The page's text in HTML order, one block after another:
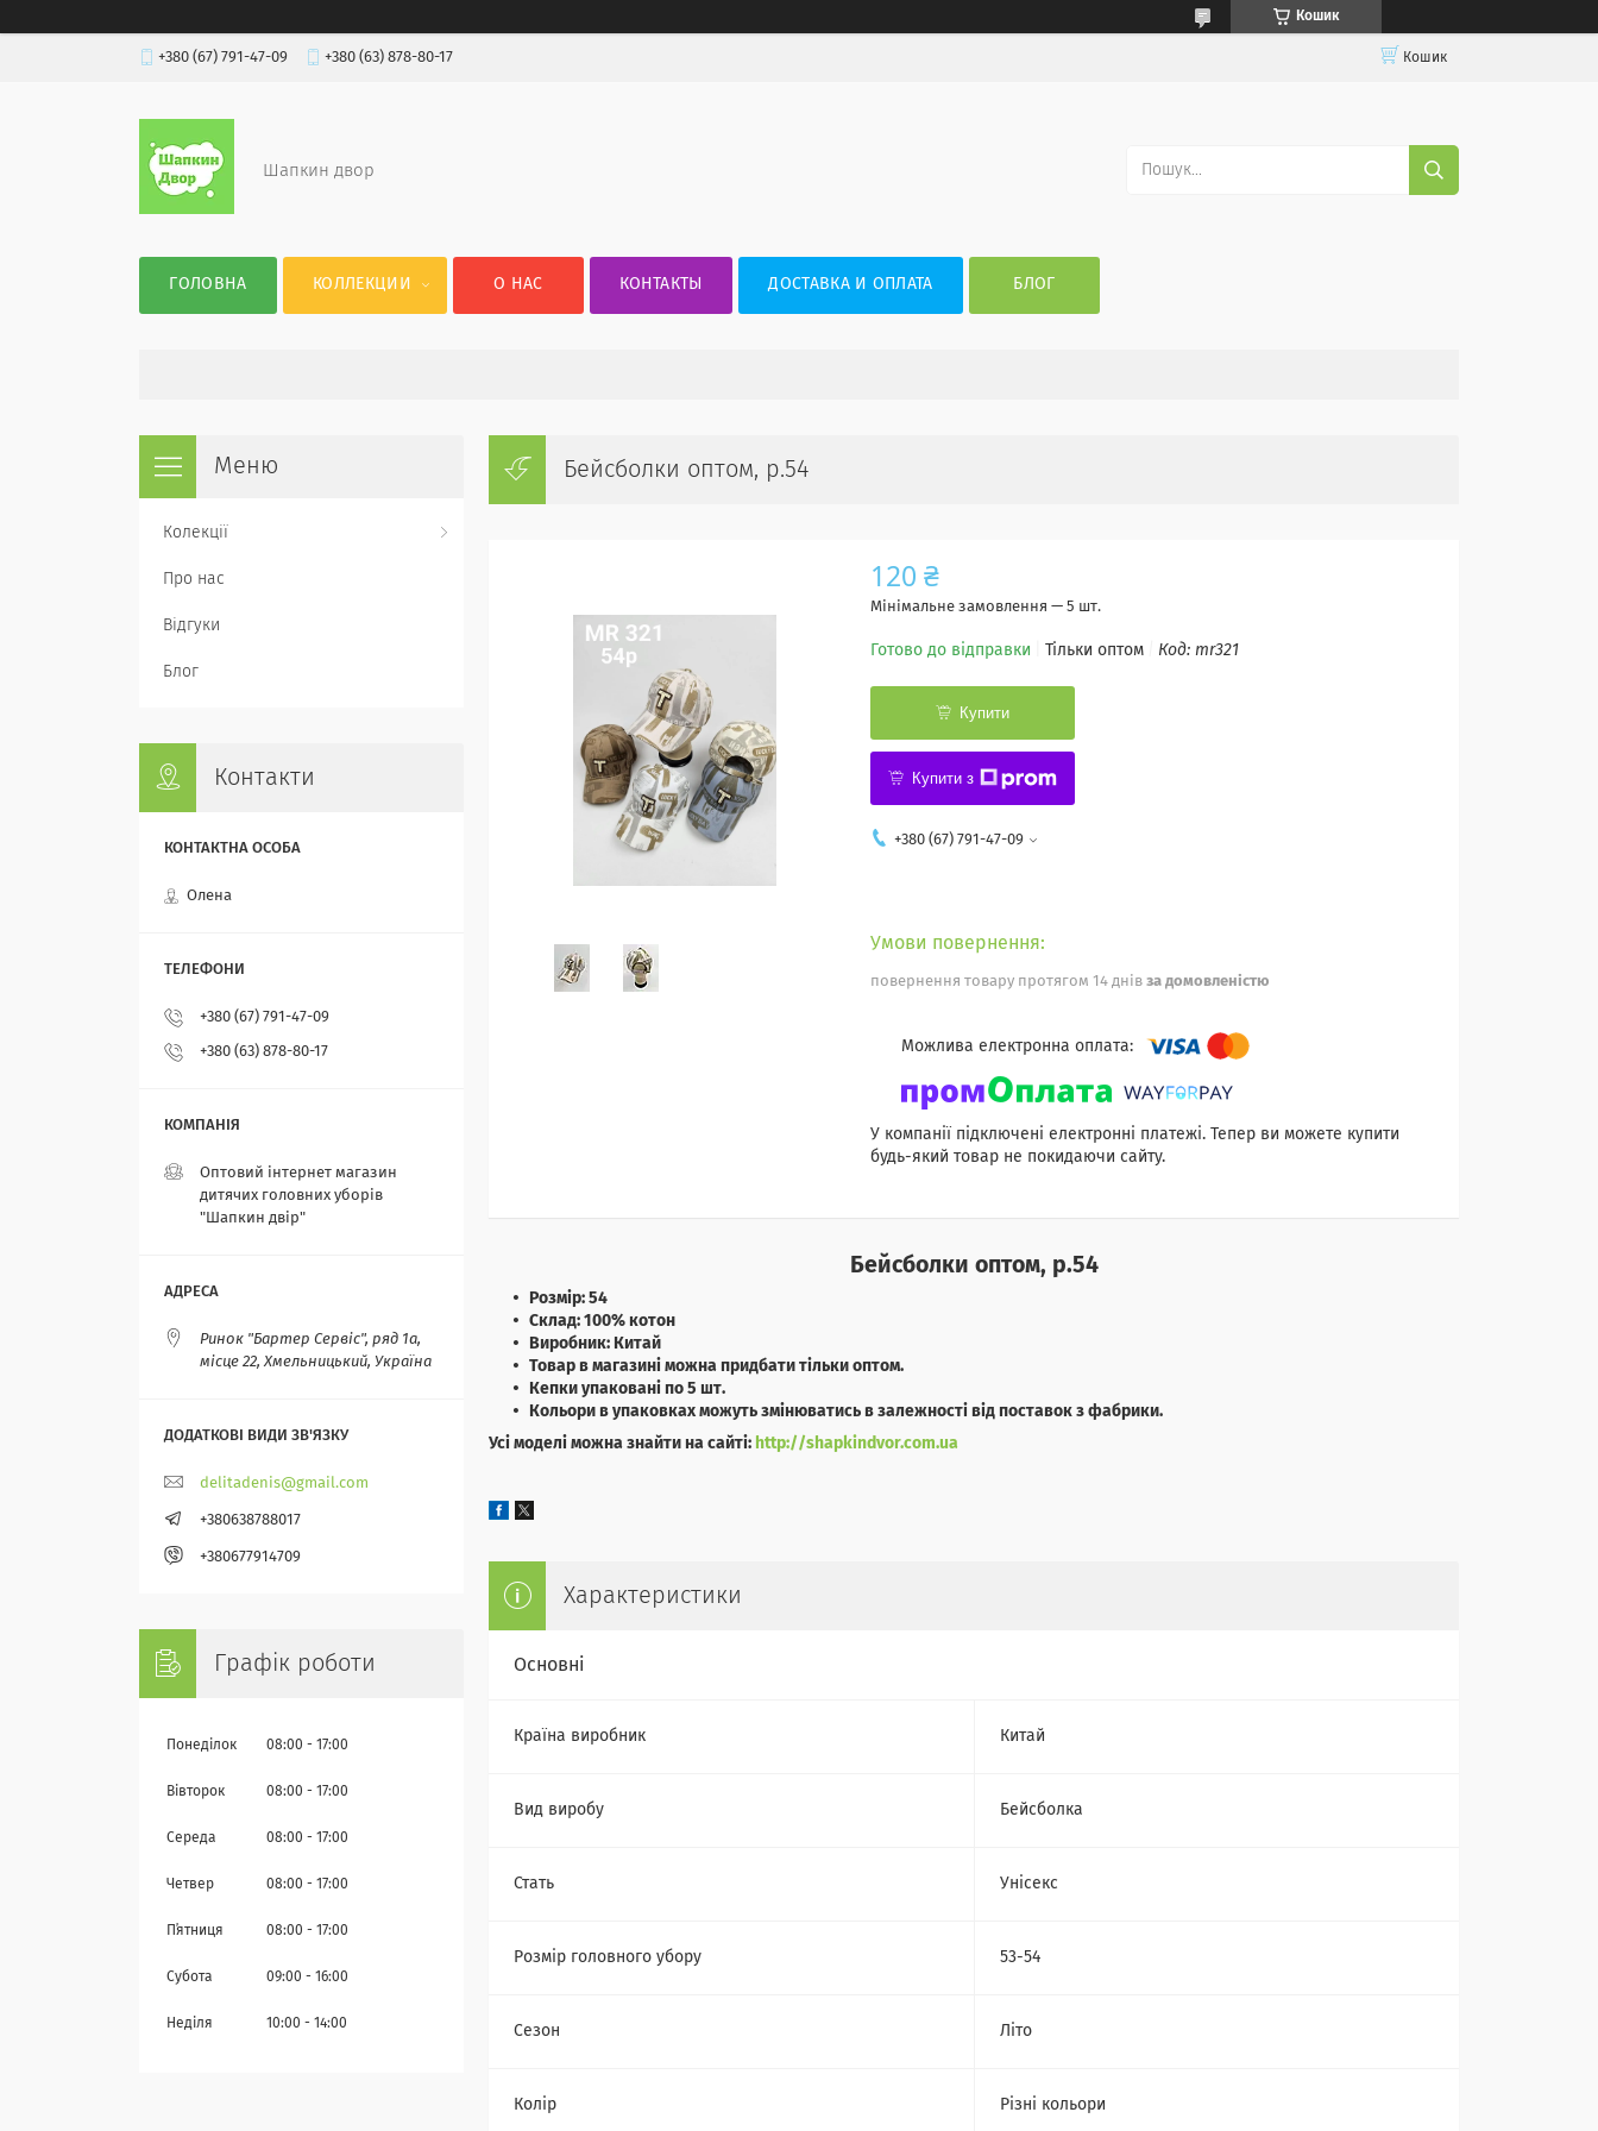
Кошик
+380 (67) 791-47-09 +380 (63) 878-80-17 Кошик
Шапкин двор
ГОЛОВНА КОЛЛЕКЦИИ О НАС КОНТАКТЫ ДОСТАВКА И ОПЛАТА БЛОГ
Бейсболки оптом, р.54
120 ₴
Мінімальне замовлення — 5 шт.
Готово до відправки Тільки оптом Код: mr321
Купити
Купити з
+380 (67) 791-47-09
повернення товару протягом 14 днів за домовленістю
У компанії підключені електронні платежі. Тепер ви можете купити
будь-який товар не покидаючи сайту.
Бейсболки оптом, р.54
Розмір: 54
Склад: 100% котон
Виробник: Китай
Товар в магазині можна придбати тільки оптом.
Кепки упаковані по 5 шт.
Кольори в упаковках можуть змінюватись в залежності від поставок з фабрики.
Усі моделі можна знайти на сайті: http://shapkindvor.com.ua
Характеристики
Основні
Країна виробник Китай
Вид виробу Бейсболка
Стать Унісекс
Розмір головного убору 53-54
Сезон Літо
Колір Різні кольори
Колекції
Про нас
Відгуки
Блог
Контакти
Олена
+380 (67) 791-47-09
+380 (63) 878-80-17
Оптовий інтернет магазин
дитячих головних уборів
"Шапкин двір"
Ринок "Бартер Сервіс", ряд 1а,
місце 22, Хмельницький, Україна
delitadenis@gmail.com
+380638788017
+380677914709
Графік роботи
Понеділок 08:00 17:00
Вівторок 08:00 17:00
Середа 08:00 17:00
Четвер 08:00 17:00
Пʼятниця 08:00 17:00
Субота 09:00 16:00
Неділя 10:00 14:00